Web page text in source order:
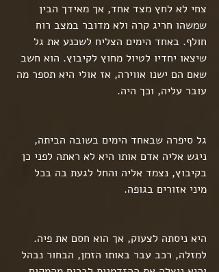
צחי לא לחץ מצד אחד, אך מאידך הבין
שמשהו חריג קרה ולא מדובר במצב רוח
חולף. באחד הימים הצליח לשכנע את גל
שיצאו יחדיו לטיול מחוץ לקיבוץ. הוא חשב
שאם הם ישנו אווירה, אז אולי היא תספר מה
עובר עליה, וכך היה.
גל סיפרה שבאחד הימים בשובה הביתה,
ניגש אליה אדם אותו היא לא ראתה לפני כן
בקיבוץ, נצמד אליה והחל לגעת בה בכל
מיני אזורים בגופה.
היא ניסתה לצעוק, אך הוא חסם את פיה.
למזלה, רכב עבר באותו הזמן, הבחור נבהל